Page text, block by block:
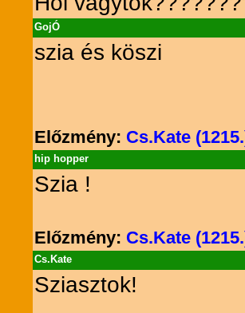
GojÓ
szia és köszi
Előzmény: Cs.Kate
hip hopper
Szia !
Előzmény: Cs.Kate
Cs.Kate
Sziasztok!